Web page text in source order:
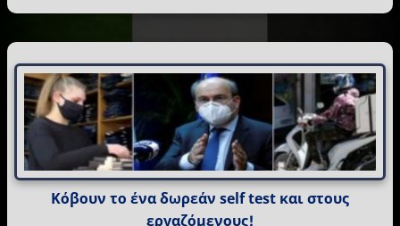
Κόβουν το ένα δωρεάν self test και στους
εργαζόμενους!